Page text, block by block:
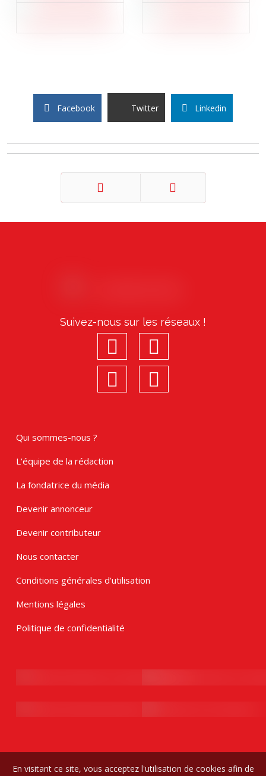
Facebook Twitter Linkedin
Suivez-nous sur les réseaux !
facebook
linkedin
Qui sommes-nous ?
L'équipe de la rédaction
La fondatrice du média
Devenir annonceur
Devenir contributeur
Nous contacter
Conditions générales d'utilisation
Mentions légales
Politique de confidentialité
En visitant ce site, vous acceptez l'utilisation de cookies afin de